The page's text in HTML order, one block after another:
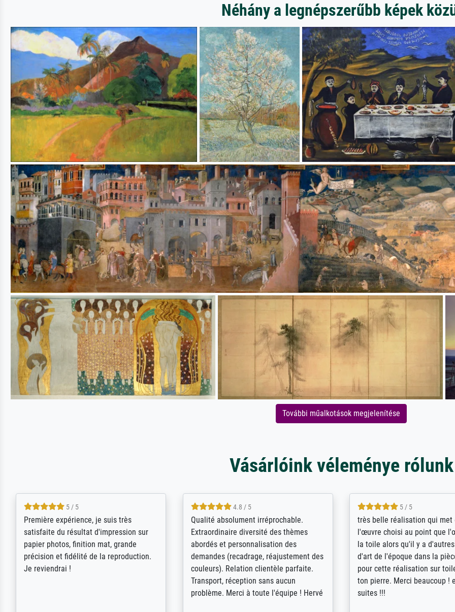
Néhány a legnépszerűbb képek
További műalkotások megjelenítése
Vásárlóink véleménye rólunk
4.5 / 5
ik beoordeel Meisterdrucke zeer
positief. Door de 69505 beschikbare
kunstenaars scrollen is echter
onbegonnen werk (na stoppen begint
het weer van voor af aan). Als er naar
5 / 5
Wow....ich bin sehr über die Qualität
erstaunt. Diese Drucke haben all´meine
Erwartungen übertroffen. Desgleichen
der Ablauf der Bestellung. Grosses
Kompliment.
4 / 5
De levering door Bpost was
desastreus. De gemelde
sloeg nergens op. Er werd
aangebeld en niet geleverd
voorziene dag. Er werd ook
duidelijke informatie
er dan met het pakket ging